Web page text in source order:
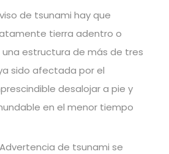
de tsunami hay que
tierra adentro o
estructura de más de tres
sido afectada por el
desalojar a pie y
en el menor tiempo
de tsunami se